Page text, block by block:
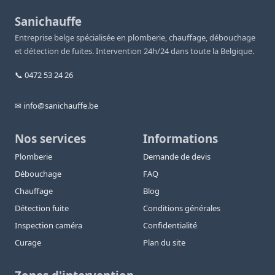
Sanichauffe
Entreprise belge spécialisée en plomberie, chauffage, débouchage
et détection de fuites. Intervention 24h/24 dans toute la Belgique.
📞 0472 53 24 26
✉ info@sanichauffe.be
Nos services
Plomberie
Débouchage
Chauffage
Détection fuite
Inspection caméra
Curage
Informations
Demande de devis
FAQ
Blog
Conditions générales
Confidentialité
Plan du site